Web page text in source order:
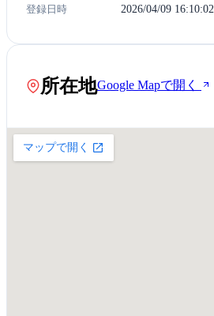
登録日時 2026/04/09 16:10:02
所在地Google Mapで開く